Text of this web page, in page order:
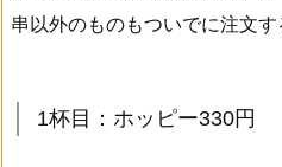
串以外のものもついでに注文す
1杯目：ホッピー330円